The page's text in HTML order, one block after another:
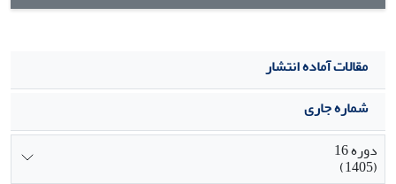
مقالات آماده انتشار
شماره جاری
دوره 16
(1405)